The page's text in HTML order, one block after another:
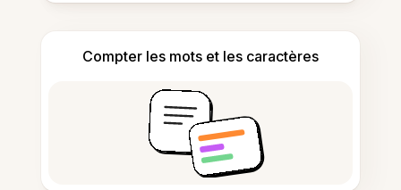
Compter les mots et les caractères